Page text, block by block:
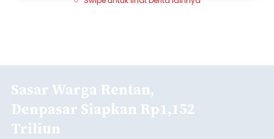
Sasar Warga Rentan,
Denpasar Siapkan Rp1,152
Triliun